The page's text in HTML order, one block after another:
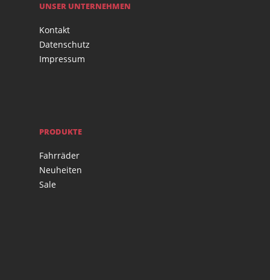
UNSER UNTERNEHMEN
Kontakt
Datenschutz
Impressum
PRODUKTE
Fahrräder
Neuheiten
Sale